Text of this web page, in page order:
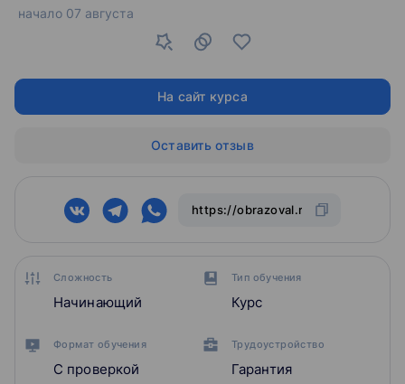
Сложность
Начинающий
Тип обучения
Курс
Формат обучения
С проверкой
Трудоустройство
Гарантия
начало 07 августа
На сайт курса
Оставить отзыв